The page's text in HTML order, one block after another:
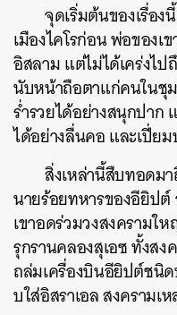
จุดเริ่มต้นของเรื่อง
เมืองไคโรก่อน พ่อของ
อิสลาม แต่ไม่ได้เคร่งไ
นับหน้าถือตาแก่คนในชุ
ร่ำรวยได้อย่างสนุกปา
ได้อย่างลื่นคอ และเปี่ย
สิ่งเหล่านี้สืบทอดมา
นายร้อยทหารของอียิปต์
เขาอดร่วมวงสงครามใ
รุกรานคลองสุเอซ ทั้งสง
ถล่มเครื่องบินอียิปต์ชนิ
บใส่อิสราเอล สงคราม